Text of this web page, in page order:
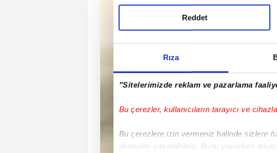
Rıza
"Sitelerimizde reklam ve pazarlama
Bu çerezler, kullanıcıların tarayıcı ve
Bu çerezlere izin vermeniz halinde sizlere
deneyimi yaşatabiliriz. Bunu yaparken
Reddet